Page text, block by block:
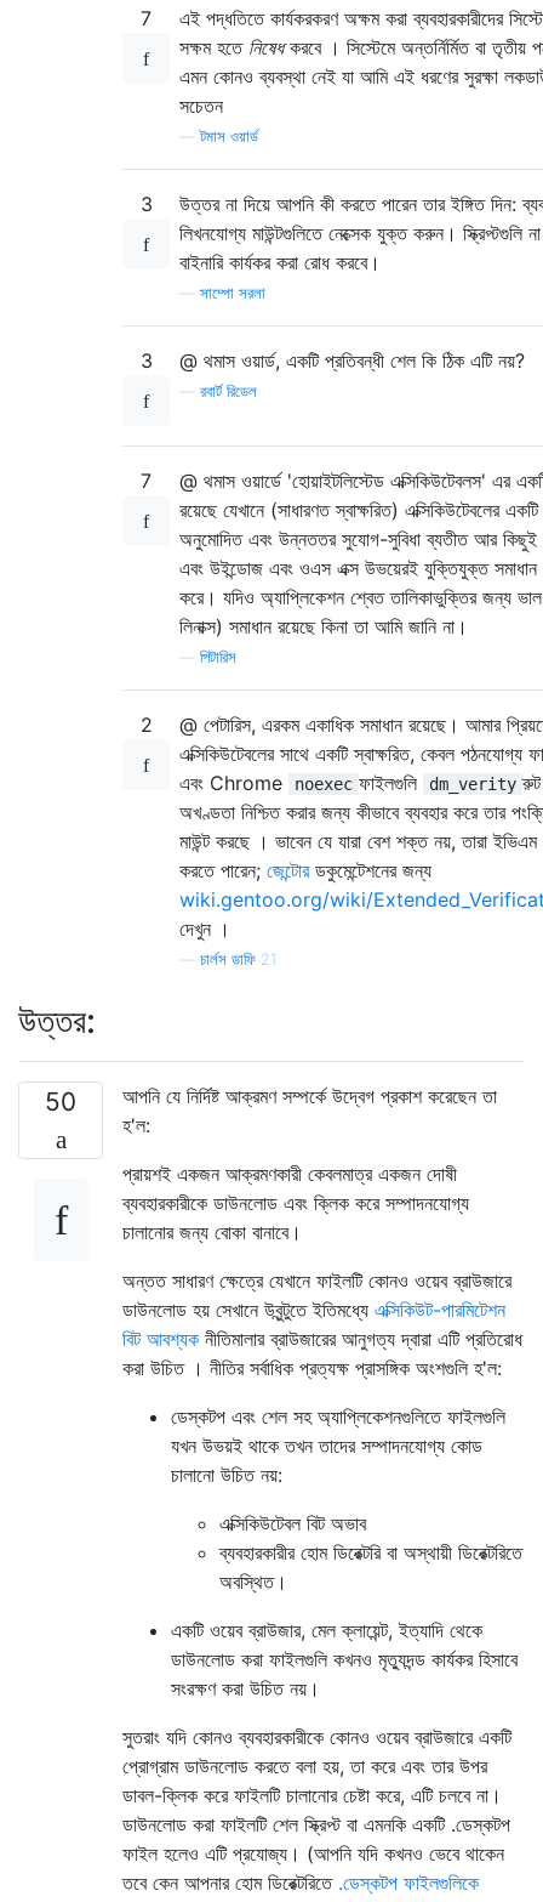
7
এই পদ্ধতিতে কার্যকরকরণ অক্ষম করা ব্যবহারকারীদের
সক্ষম হতে নিষেধকরবে । সিস্টেমে অন্তর্নির্মিত বা তৃতীয়
এমন কোনও ব্যবস্থা নেই যা আমি এই ধরণের সুরক্ষা
সচেতন
—টমাস ওয়ার্ড
3
উত্তর না দিয়ে আপনি কী করতে পারেন তার ইঙ্গিত দিন:
লিখনযোগ্য মাউন্টগুলিতে নেক্সেক যুক্ত করুন। স্ক্রিপ্টগুলি
বাইনারি কার্যকর করা রোধ করবে।
সাম্পো সরলা
3 @ থমাস ওয়ার্ড, একটি প্রতিবন্ধী শেল কি ঠিক এটি নয়?
রবার্ট রিডেল
7
@ থমাস ওয়ার্ডে 'হোয়াইটলিস্টেড এক্সিকিউটেবলস' এর
রয়েছে যেখানে (সাধারণত স্বাক্ষরিত) এক্সিকিউটেবলের একটি
অনুমোদিত এবং উন্নততর সুযোগ-সুবিধা ব্যতীত আর কিছুই
এবং উইন্ডোজ এবং ওএস এক্স উভয়েরই যুক্তিযুক্ত সমাধান
করে। যদিও অ্যাপ্লিকেশন শ্বেত তালিকাভুক্তির জন্য
লিনাক্স) সমাধান রয়েছে কিনা তা আমি জানি না।
পিটারিস
2
@ পেটারিস, এরকম একাধিক সমাধান রয়েছে। আমার
এক্সিকিউটেবলের সাথে একটি স্বাক্ষরিত, কেবল পঠনযোগ্য
এবং Chrome
noexec ফাইলগুলি dm_verity রুট
অখণ্ডতা নিশ্চিত করার জন্য কীভাবে ব্যবহার করে তার
মাউন্ট করছে । ভাবেন যে যারা বেশ শক্ত নয়, তারা ইভিএম
করতে পারেন; জেন্টোরডকুমেন্টেশনের জন্য
wiki.gentoo.org/wiki/
দেখুন ।
চার্লস ডাফি 21
উত্তর:
50
আপনি যে নির্দিষ্ট আক্রমণ সম্পর্কে উদ্বেগ প্রকাশ করেছেন তা
হ'ল:
প্রায়শই একজন আক্রমণকারী কেবলমাত্র একজন দোষী
ব্যবহারকারীকে ডাউনলোড এবং ক্লিক করে সম্পাদনযোগ্য
চালানোর জন্য বোকা বানাবে।
অন্তত সাধারণ ক্ষেত্রে যেখানে ফাইলটি কোনও ওয়েব ব্রাউজারে
ডাউনলোড হয় সেখানে উবুন্টুতে ইতিমধ্যে এক্সিকিউট-পারমিটেশন
বিট আবশ্যক নীতিমালার ব্রাউজারের আনুগত্য দ্বারা এটি প্রতিরোধ
করা উচিত । নীতির সর্বাধিক প্রত্যক্ষ প্রাসঙ্গিক অংশগুলি হ'ল:
ডেস্কটপ এবং শেল সহ অ্যাপ্লিকেশনগুলিতে ফাইলগুলি
যখন উভয়ই থাকে তখন তাদের সম্পাদনযোগ্য কোড
চালানো উচিত নয়:
এক্সিকিউটেবল বিট অভাব
ব্যবহারকারীর হোম ডিরেক্টরি বা অস্থায়ী ডিরেক্টরিতে
অবস্থিত।
একটি ওয়েব ব্রাউজার, মেল ক্লায়েন্ট, ইত্যাদি থেকে
ডাউনলোড করা ফাইলগুলি কখনও মৃত্যুদন্ড কার্যকর হিসাবে
সংরক্ষণ করা উচিত নয়।
সুতরাং যদি কোনও ব্যবহারকারীকে কোনও ওয়েব ব্রাউজারে একটি
প্রোগ্রাম ডাউনলোড করতে বলা হয়, তা করে এবং তার উপর
ডাবল-ক্লিক করে ফাইলটি চালানোর চেষ্টা করে, এটি চলবে না।
ডাউনলোড করা ফাইলটি শেল স্ক্রিপ্ট বা এমনকি একটি .ডেস্কটপ
ফাইল হলেও এটি প্রযোজ্য। (আপনি যদি কখনও ভেবে থাকেন
তবে কেন আপনার হোম ডিরেক্টরিতে .ডেস্কটপ ফাইলগুলিকে